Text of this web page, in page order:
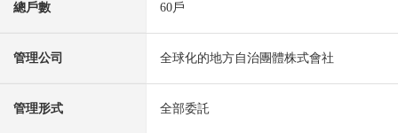
總戶數 60戶
管理公司 全球化的地方自治團體株式會社
管理形式 全部委託